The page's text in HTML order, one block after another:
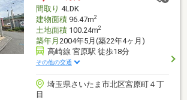
間取り 4LDK
建物面積96.47m2
土地面積100.24m2
築年月 2004年5月(築22年4ヶ月)
高崎線 宮原駅 徒歩18分
その他の交通
埼玉県さいたま市北区宮原町４丁
目